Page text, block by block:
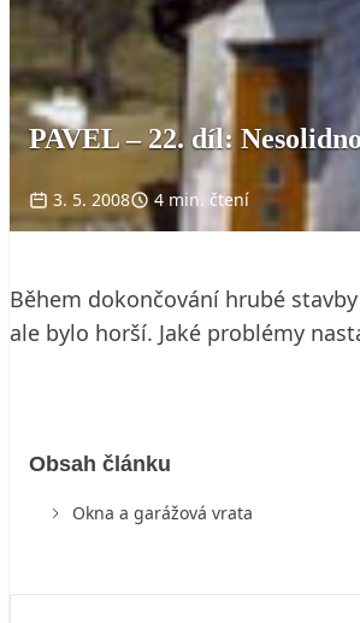
PAVEL – 22. díl:
3. 5. 2008 4 min. čtení
Během dokončování hrubé
ale bylo horší. Jaké problémy
Obsah článku
Okna a garážová vrata